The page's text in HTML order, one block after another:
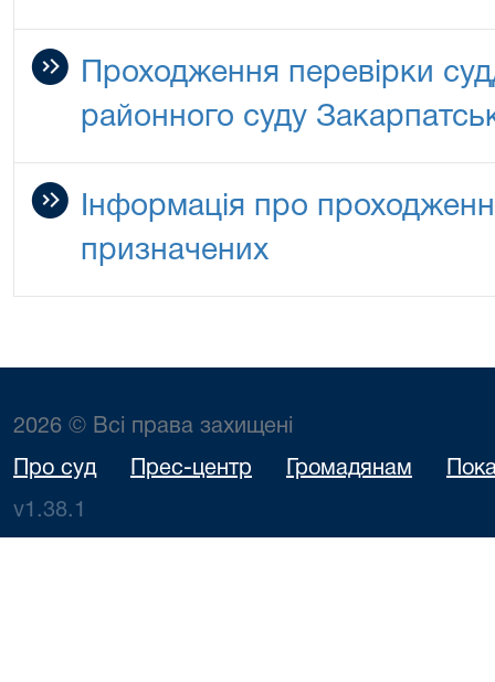
Проходження перевірки
районного суду
Інформація про
призначених
2026 © Всі права захищені
Про суд Прес-центр Громадянам
v1.38.1